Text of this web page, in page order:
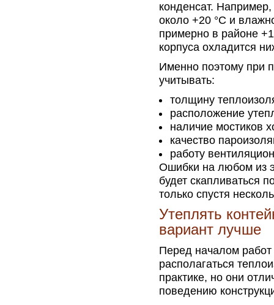
конденсат.
около +20 °C и
примерно в районе
корпуса охладится
Именно поэтому при
учитывать:
толщину
расположение
наличие мостиков
качество
работу
Ошибки на любом из
будет скапливаться
только спустя
Утеплять
вариант лучше
Перед началом работ
располагаться
практике, но они
поведению